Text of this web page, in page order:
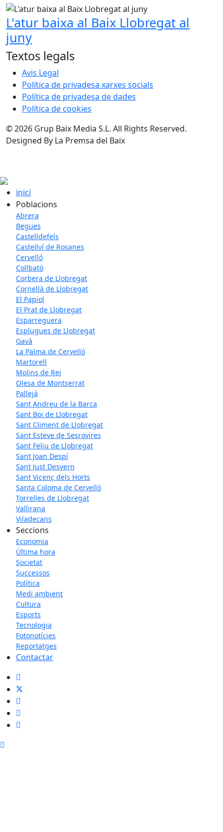
L'atur baixa al Baix Llobregat al
juny
Textos legals
Avis Legal
Política de privadesa xarxes socials
Política de privadesa de dades
Política de cookies
© 2026 Grup Baix Media S.L. All Rights Reserved.
Designed By La Premsa del Baix
inici
Poblacions
Abrera
Begues
Castelldefels
Castellví de Rosanes
Cervelló
Collbató
Corbera de Llobregat
Cornellà de Llobregat
El Papiol
El Prat de Llobregat
Esparreguera
Esplugues de Llobregat
Gavà
La Palma de Cervelló
Martorell
Molins de Rei
Olesa de Montserrat
Pallejà
Sant Andreu de la Barca
Sant Boi de Llobregat
Sant Climent de Llobregat
Sant Esteve de Sesrovires
Sant Feliu de Llobregat
Sant Joan Despí
Sant Just Desvern
Sant Vicenç dels Horts
Santa Coloma de Cervelló
Torrelles de Llobregat
Vallirana
Viladecans
Seccions
Economia
Última hora
Societat
Successos
Política
Medi ambient
Cultura
Esports
Tecnologia
Fotonotícies
Reportatges
Contactar